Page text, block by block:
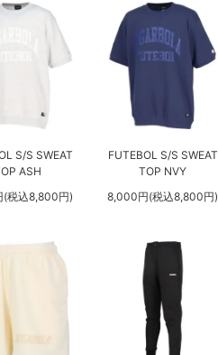
S/S SWEAT
ASH
税込8,800円)
FUTEBOL S/S SWEAT
TOP NVY
8,000円(税込8,800円)